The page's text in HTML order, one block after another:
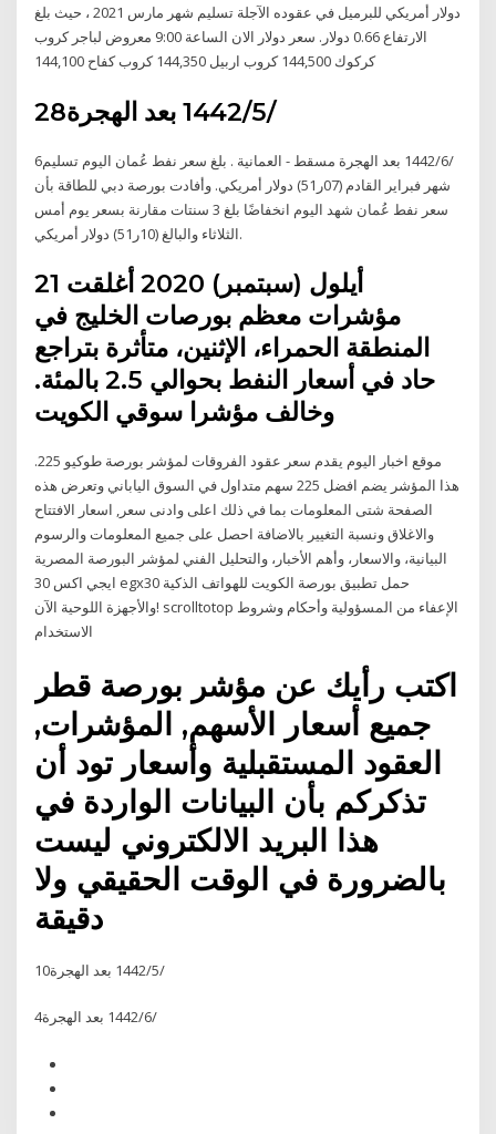
دولار أمريكي للبرميل في عقوده الآجلة تسليم شهر مارس 2021 ، حيث بلغ
الارتفاع 0.66 دولار. سعر دولار الان الساعة 9:00 معروض لباجر كروب
كركوك 144,500 كروب اربيل 144,350 كروب كفاح 144,100
28‏‏/5‏‏/1442 بعد الهجرة
6‏‏/6‏‏/1442 بعد الهجرة مسقط - العمانية . بلغ سعر نفط عُمان اليوم تسليم
شهر فبراير القادم (07ر51) دولار أمريكي. وأفادت بورصة دبي للطاقة بأن
سعر نفط عُمان شهد اليوم انخفاضًا بلغ 3 سنتات مقارنة بسعر يوم أمس
الثلاثاء والبالغ (10ر51) دولار أمريكي.
21 أيلول (سبتمبر) 2020 أغلقت
مؤشرات معظم بورصات الخليج في
المنطقة الحمراء، الإثنين، متأثرة بتراجع
حاد في أسعار النفط بحوالي 2.5 بالمئة.
موقع اخبار اليوم يقدم سعر عقود الفروقات لمؤشر بورصة طوكيو 225.
هذا المؤشر يضم افضل 225 سهم متداول في السوق الياباني وتعرض هذه
الصفحة شتى المعلومات بما في ذلك اعلى وادنى سعر, اسعار الافتتاح
والاغلاق ونسبة التغيير بالاضافة احصل على جميع المعلومات والرسوم
البيانية، والاسعار، وأهم الأخبار، والتحليل الفني لمؤشر البورصة المصرية
ايجي اكس 30 egx30 حمل تطبيق بورصة الكويت للهواتف الذكية
والأجهزة اللوحية الآن! scrolltotop الإعفاء من المسؤولية وأحكام وشروط
الاستخدام
اكتب رأيك عن مؤشر بورصة قطر
جميع أسعار الأسهم, المؤشرات,
العقود المستقبلية وأسعار تود أن
تذكركم بأن البيانات الواردة في
هذا البريد الالكتروني ليست
بالضرورة في الوقت الحقيقي ولا
دقيقة
10‏‏/5‏‏/1442 بعد الهجرة
4‏‏/6‏‏/1442 بعد الهجرة